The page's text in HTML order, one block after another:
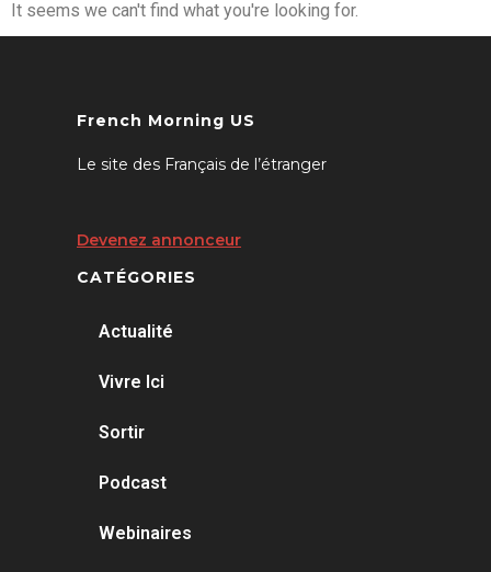
It seems we can't find what you're looking for.
French Morning US
Le site des Français de l’étranger
Devenez annonceur
CATÉGORIES
Actualité
Vivre Ici
Sortir
Podcast
Webinaires